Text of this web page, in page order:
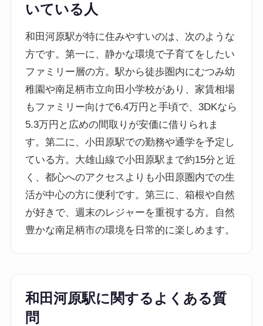
いている人
和田河原駅が特に住みやすいのは、次のような
方です。第一に、静かな環境で子育てをしたい
ファミリー層の方。駅から徒歩圏内にむつみ幼
稚園や南足柄市立向田小学校があり、家賃相場
もファミリー向けで6.4万円と手頃で、3DKなら
5.3万円と広めの間取りが安価に借りられま
す。第二に、小田原駅での勤務や通学を予定し
ている方。大雄山線で小田原駅まで約15分と近
く、都心へのアクセスよりも小田原圏内での生
活が中心の方に便利です。第三に、箱根や自然
が好きで、週末のレジャーを重視する方。自然
豊かな南足柄市の環境を日常的に楽しめます。
和田河原駅に関するよくある質
問